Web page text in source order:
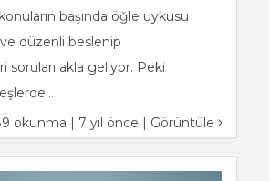
konuların başında öğle uykusu
düzenli beslenip
soruları akla geliyor. Peki
okunma | 7 yıl önce | Görüntüle